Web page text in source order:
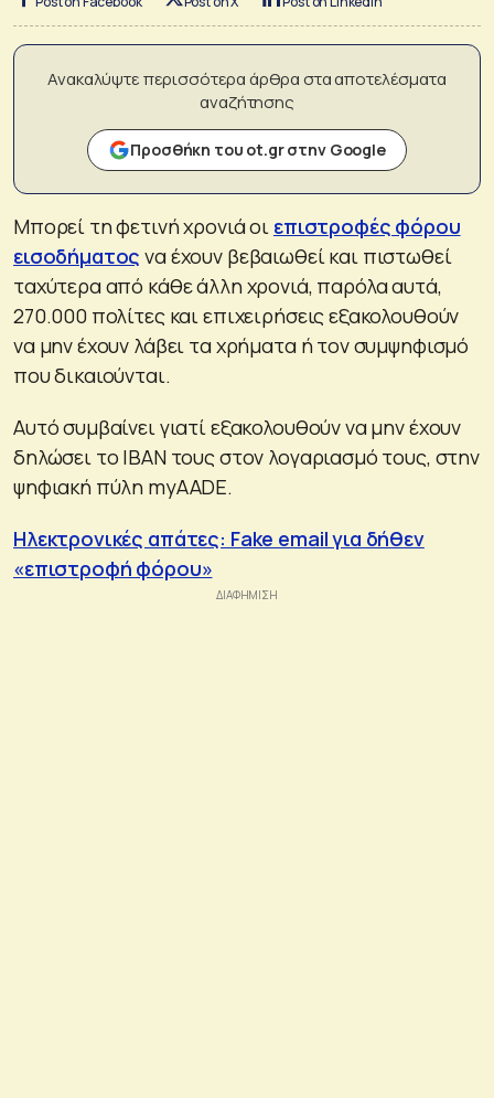
Ανακαλύψτε περισσότερα άρθρα στα αποτελέσματα
αναζήτησης
Προσθήκη του ot.gr στην Google
Μπορεί τη φετινή χρονιά οι επιστροφές φόρου
εισοδήματος να έχουν βεβαιωθεί και πιστωθεί
ταχύτερα από κάθε άλλη χρονιά, παρόλα αυτά,
270.000 πολίτες και επιχειρήσεις εξακολουθούν
να μην έχουν λάβει τα χρήματα ή τον συμψηφισμό
που δικαιούνται.
Αυτό συμβαίνει γιατί εξακολουθούν να μην έχουν
δηλώσει το ΙΒΑΝ τους στον λογαριασμό τους, στην
ψηφιακή πύλη myAADE.
Ηλεκτρονικές απάτες: Fake email για δήθεν
«επιστροφή φόρου»